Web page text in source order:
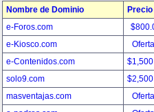
Nombre de Dominio
Precio
e-Foros.com
e-Kiosco.com
e-Contenidos.com
solo9.com
masventajas.com